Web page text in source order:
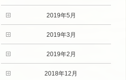
2019年5月
2019年3月
2019年2月
2018年12月